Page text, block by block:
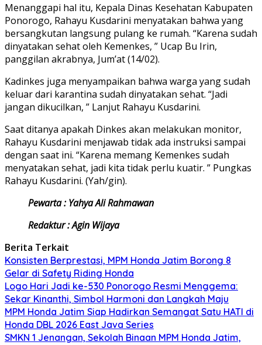
Menanggapi hal itu, Kepala Dinas Kesehatan Kabupaten
Ponorogo, Rahayu Kusdarini menyatakan bahwa yang
bersangkutan langsung pulang ke rumah. “Karena sudah
dinyatakan sehat oleh Kemenkes, ” Ucap Bu Irin,
panggilan akrabnya, Jum’at (14/02).
Kadinkes juga menyampaikan bahwa warga yang sudah
keluar dari karantina sudah dinyatakan sehat. “Jadi
jangan dikucilkan, ” Lanjut Rahayu Kusdarini.
Saat ditanya apakah Dinkes akan melakukan monitor,
Rahayu Kusdarini menjawab tidak ada instruksi sampai
dengan saat ini. “Karena memang Kemenkes sudah
menyatakan sehat, jadi kita tidak perlu kuatir. ” Pungkas
Rahayu Kusdarini. (Yah/gin).
Pewarta : Yahya Ali Rahmawan
Redaktur : Agin Wijaya
Berita Terkait
Konsisten Berprestasi, MPM Honda Jatim Borong 8
Gelar di Safety Riding Honda
Logo Hari Jadi ke-530 Ponorogo Resmi Menggema:
Sekar Kinanthi, Simbol Harmoni dan Langkah Maju
MPM Honda Jatim Siap Hadirkan Semangat Satu HATI di
Honda DBL 2026 East Java Series
SMKN 1 Jenangan, Sekolah Binaan MPM Honda Jatim,